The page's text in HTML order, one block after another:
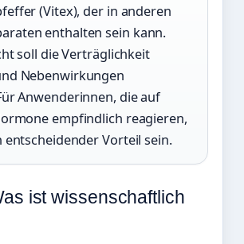
(Vitex), der in anderen
enthalten sein kann.
soll die Verträglichkeit
Nebenwirkungen
Anwenderinnen, die auf
empfindlich reagieren,
entscheidender Vorteil sein.
ist wissenschaftlich